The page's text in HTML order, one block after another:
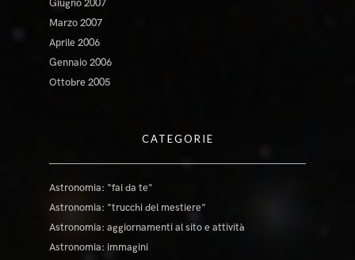
Giugno 2007
Marzo 2007
Aprile 2006
Gennaio 2006
Ottobre 2005
CATEGORIE
Astronomia: "fai da te"
Astronomia: "trucchi del mestiere"
Astronomia: aggiornamenti al sito e attività
Astronomia: immagini